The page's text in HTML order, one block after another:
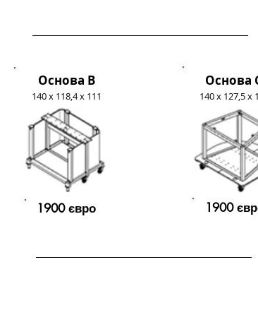
Основа B
140 x 118,4 x 111
1900 євро
Основа
140 x 127,5 x
1900